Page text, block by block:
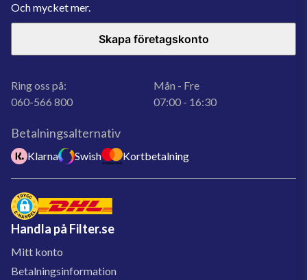
Och mycket mer.
Skapa företagskonto
Ring oss på:
060-566 800
Mån - Fre
07:00 - 16:30
Betalningsalternativ
Klarna Swish Kortbetalning
Handla på Filter.se
Mitt konto
Betalningsinformation